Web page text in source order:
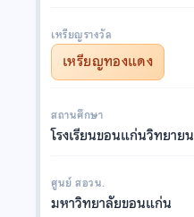
เหรียญรางวัล
เหรียญทองแดง
สถานศึกษา
โรงเรียนขอนแก่นวิทยายน
ศูนย์ สอวน.
มหาวิทยาลัยขอนแก่น